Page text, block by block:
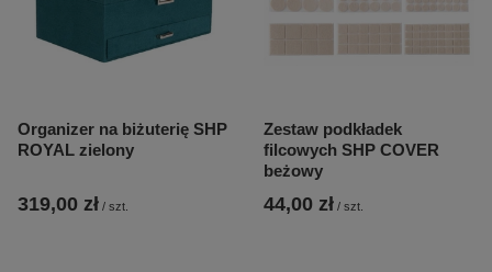
Organizer na biżuterię SHP
ROYAL zielony
319,00 zł / szt.
Zestaw podkładek
filcowych SHP COVER
beżowy
44,00 zł / szt.